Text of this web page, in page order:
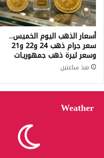
أسعار الذهب اليوم الخميس..
سعر جرام ذهب 24 و22 و21
وسعر ليرة ذهب جمهوريات
منذ ساعتين
Weather